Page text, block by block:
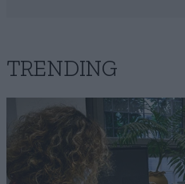
TRENDING